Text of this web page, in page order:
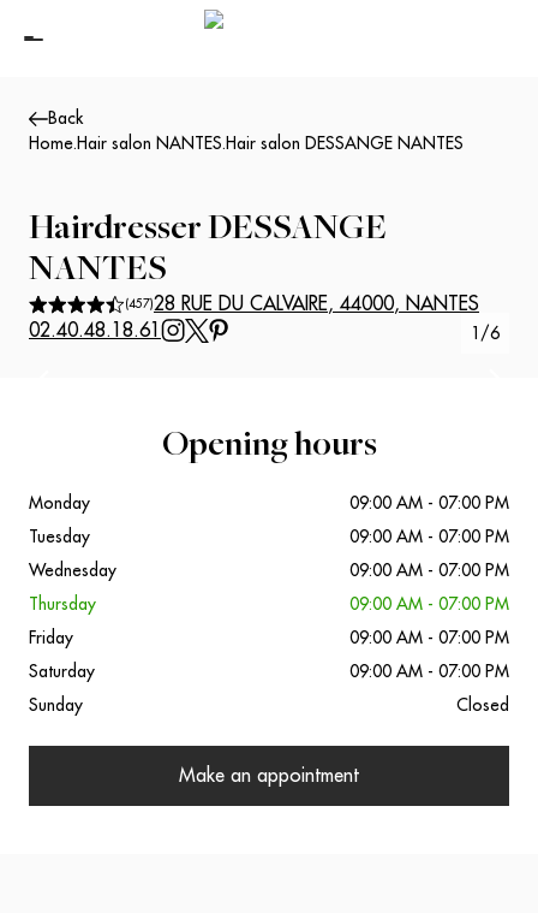
Back
Home. Hair salon NANTES. Hair salon DESSANGE NANTES
Hairdresser DESSANGE
NANTES
(457)28 RUE DU CALVAIRE, 44000, NANTES
02.40.48.18.61
1 /6
Opening hours
Monday
09:00 AM - 07:00 PM
Tuesday
09:00 AM - 07:00 PM
Wednesday
09:00 AM - 07:00 PM
Thursday
09:00 AM - 07:00 PM
Friday
09:00 AM - 07:00 PM
Saturday
09:00 AM - 07:00 PM
Sunday
Closed
Make an appointment